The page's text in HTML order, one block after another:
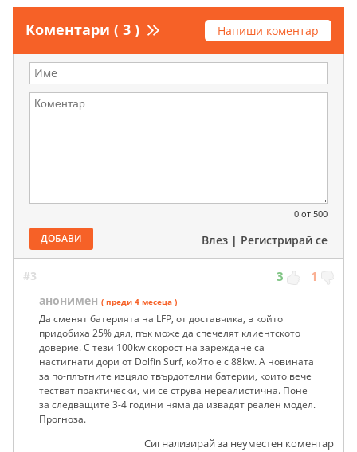
Коментари ( 3 ) Напиши коментар
0 от 500
ДОБАВИ Влез | Регистрирай се
#3 3 1
анонимен ( преди 4 месеца )
Да сменят батерията на LFP, от доставчика, в който
придобиха 25% дял, пък може да спечелят клиентското
доверие. С тези 100kw скорост на зареждане са
настигнати дори от Dolfin Surf, който е с 88kw. А новината
за по-плътните изцяло твърдотелни батерии, които вече
тестват практически, ми се струва нереалистична. Поне
за следващите 3-4 години няма да извадят реален модел.
Прогноза.
Сигнализирай за неуместен коментар